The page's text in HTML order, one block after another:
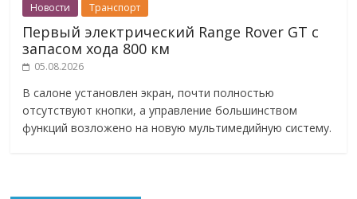
Новости Транспорт
Первый электрический Range Rover GT с
запасом хода 800 км
05.08.2026
В салоне установлен экран, почти полностью
отсутствуют кнопки, а управление большинством
функций возложено на новую мультимедийную систему.